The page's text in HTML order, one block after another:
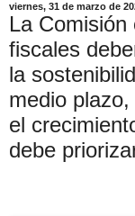
viernes, 31 de marzo de
La
fiscales
la
medio
el
debe